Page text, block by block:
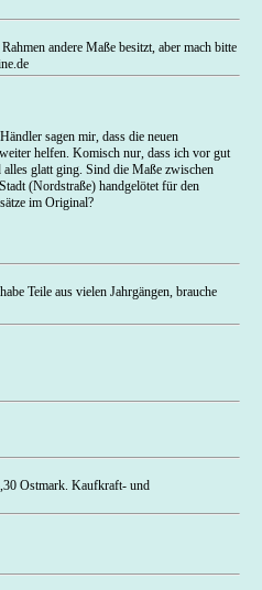
andere Maße besitzt, aber mach bitte
sagen mir, dass die neuen
helfen. Komisch nur, dass ich vor gut
alles glatt ging. Sind die Maße zwischen
(Nordstraße) handgelötet für den
im Original?
Teile aus vielen Jahrgängen, brauche
Ostmark. Kaufkraft- und